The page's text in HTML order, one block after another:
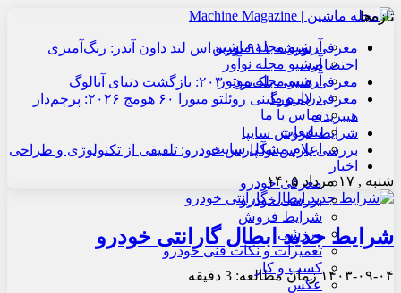
آرشیو مجله ماشین
آرشیو مجله نوآور
آرشیو مجله موتور
درباره ما
تماس با ما
تبلیغات
اعلام مشکل سایت
اخبار
معرفی خودرو
بررسی خودرو
شرایط فروش
ورزشی
تعمیرات و نکات فنی خودرو
کسب و کار
عکس
تازه‌ها
معرفی پورشه ۹۱۱ توربو اس لند داون آندر: رنگ‌آمیزی
اختصاصی
معرفی هنسی بلک‌برد ۲۰۳۰: بازگشت دنیای آنالوگ
معرفی لامبورگینی روئلتو میورا ۶۰ هومج ۲۰۲۶: پرچم‌دار
هیبریدی
شرایط فروش سایپا
بررسی پارس نوآ پارس خودرو: تلفیقی از تکنولوژی و طراحی
شنبه , ۱۷ مرداد ۱۴۰۵
شرایط جدید ابطال گارانتی خودرو
۱۴۰۳-۰۹-۰۴زمان مطالعه: 3 دقیقه